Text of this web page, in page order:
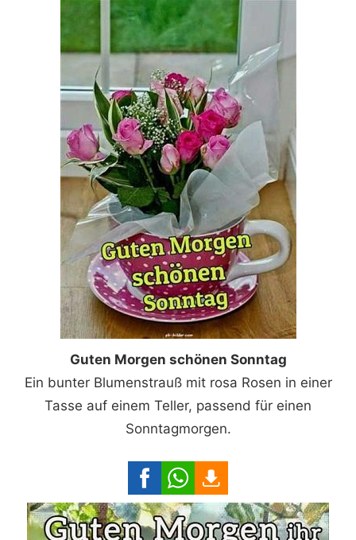
Guten Morgen schönen Sonntag
Ein bunter Blumenstrauß mit rosa Rosen in einer
Tasse auf einem Teller, passend für einen
Sonntagmorgen.